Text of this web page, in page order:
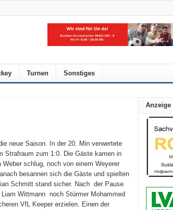
Turnen Sonstiges
neue Saison. In der 20. Min verwertete
Strafraum zum 1:0. Die Gäste kamen in
schlug, noch von einem Weyerer
besannen sich die Gäste und spielten
Schmitt stand sicher. Nach der Pause
Wittmann noch Stürmer Mohammed
VfL Keeper erzielen. Einen der
Anzeige